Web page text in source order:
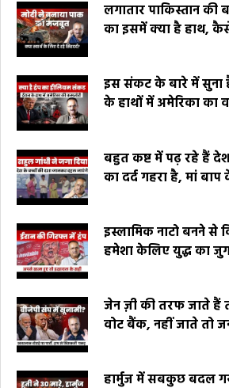
लगातार पाकिस्तान की
का इसमें क्या है हाथ,
इस संकट के बारे में सुना
के हाथों में अमेरिका का
बहुत कष्ट में पढ़ रहे हैं
का दर्द गहरा है, मां
इस्लामिक नाटो बनने से
हमेशा केलिए युद्ध का
जेन ज़ी की तरफ जाते हैं
वोट बैंक, नहीं जाते तो
हार्मुज में सबकुछ बदल